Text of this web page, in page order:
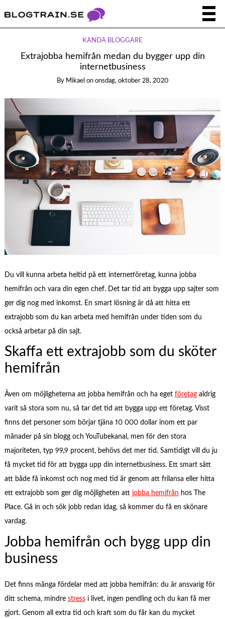
KÄNDA BLOGGARE
Extrajobba hemifrån medan du bygger upp din
internetbusiness
By Mikael on onsdag, oktober 28, 2020
Du vill kunna arbeta heltid på ett internetföretag, kunna jobba
hemifrån och vara din egen chef. Det tar tid att bygga upp sajter som
ger dig nog med inkomst. En smart lösning är då att hitta ett
extrajobb som du kan arbeta med hemifrån under tiden som du
också arbetar på din sajt.
Skaffa ett extrajobb som du sköter
hemifrån
Även om möjligheterna att jobba hemifrån och ha eget företagaldrig
varit så stora som nu, så tar det tid att bygga upp ett företag. Visst
finns det personer som börjar tjäna 10 000 dollar inom ett par
månader på sin blogg och YouTubekanal, men för den stora
majoriteten, typ 99,9 procent, behövs det mer tid. Samtidigt vill du ju
få mycket tid för att bygga upp din internetbusiness. Ett smart sätt
att både få inkomst och nog med tid är genom att frilansa eller hitta
ett extrajobb som ger dig möjligheten att jobba hemifrån hos The
Place. Gå in och sök jobb redan idag, så kommer du få en skönare
vardag.
Jobba hemifrån och bygg upp din
business
Det finns många fördelar med att jobba hemifrån: du är ansvarig för
ditt schema, mindre stressi livet, ingen pendling och du kan få mer
gjort. Genom all extra tid och kraft som du får kan du mycket